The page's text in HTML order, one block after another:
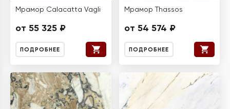
Мрамор Calacatta Vagli
от 55 325 ₽
ПОДРОБНЕЕ
Мрамор Thassos
от 54 574 ₽
ПОДРОБНЕЕ